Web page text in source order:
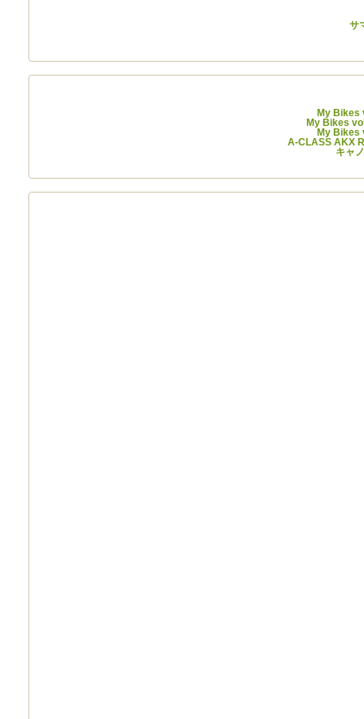
サ
My Bikes
My Bikes
My Bikes
A-CLASS AKX
キャ